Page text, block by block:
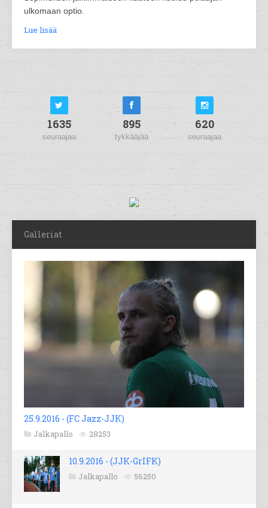
ulkomaan optio.
Lue lisää
1635
seuraajaa
895
tykkääjää
620
seuraajaa
Galleriat
25.9.2016 - (FC Jazz-JJK)
Jalkapallo 28253
10.9.2016 - (JJK-GrIFK)
Jalkapallo 56250